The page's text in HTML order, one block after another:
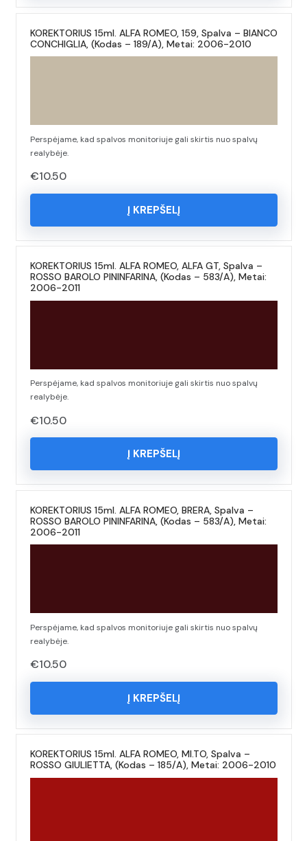
KOREKTORIUS 15ml. ALFA ROMEO, 159, Spalva – BIANCO
CONCHIGLIA, (Kodas – 189/A), Metai: 2006-2010
Perspėjame, kad spalvos monitoriuje gali skirtis nuo spalvų
realybėje.
€10.50
Į KREPŠELĮ
KOREKTORIUS 15ml. ALFA ROMEO, ALFA GT, Spalva –
ROSSO BAROLO PININFARINA, (Kodas – 583/A), Metai:
2006-2011
Perspėjame, kad spalvos monitoriuje gali skirtis nuo spalvų
realybėje.
€10.50
Į KREPŠELĮ
KOREKTORIUS 15ml. ALFA ROMEO, BRERA, Spalva –
ROSSO BAROLO PININFARINA, (Kodas – 583/A), Metai:
2006-2011
Perspėjame, kad spalvos monitoriuje gali skirtis nuo spalvų
realybėje.
€10.50
Į KREPŠELĮ
KOREKTORIUS 15ml. ALFA ROMEO, MI.TO, Spalva –
ROSSO GIULIETTA, (Kodas – 185/A), Metai: 2006-2010